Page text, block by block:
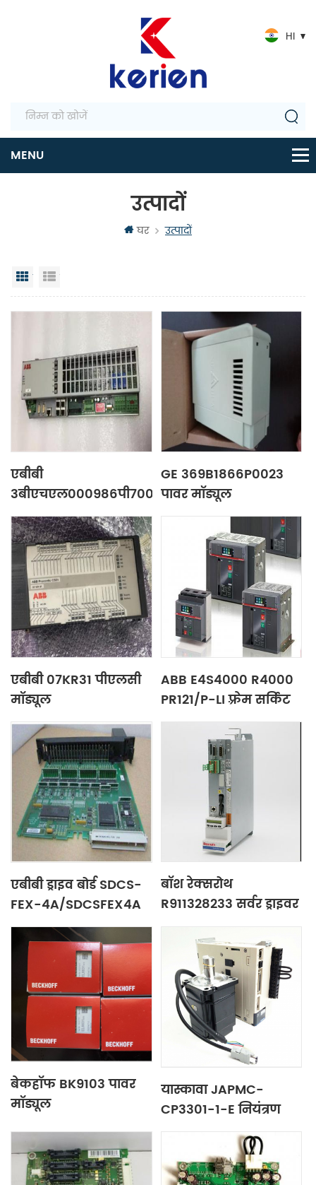
HI
उत्पादों
घर उत्पादों
जालक दृश्य
एबीबी
3बीएचएल000986पी7000
पावर मॉड्यूल
GE 369B1866P0023
पावर मॉड्यूल
एबीबी 07KR31 पीएलसी
मॉड्यूल
ABB E4S4000 R4000
PR121/P-LI फ़्रेम सर्किट
ब्रेकर
एबीबी ड्राइव बोर्ड SDCS-
FEX-4A/SDCSFEX4A
गवर्नर
बॉश रेक्सरोथ
R911328233 सर्वर ड्राइवर
बेकहॉफ BK9103 ​​पावर
मॉड्यूल
यास्कावा JAPMC-
CP3301-1-E नियंत्रण